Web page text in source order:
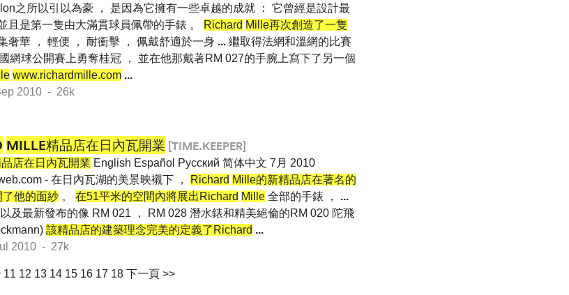
之所以引以為豪 ， 是因為它擁有一些卓越的成就 ： 它曾經是設計最
且是第一隻由大滿貫球員佩帶的手錶 。
Richard Mille再次創造了一隻
奢華 ， 輕便 ， 耐衝擊 ， 佩戴舒適於一身 ... 繼取得法網和溫網的比賽
網球公開賽上勇奪桂冠 ， 並在他那戴著RM 027的手腕上寫下了另一個
www.richardmille.com ...
2010 - 26k
MILLE精品店在日內瓦開業 [TIME.KEEPER]
店在日內瓦開業 English Español Pусский 简体中文 7月 2010
- 在日內瓦湖的美景映襯下 ，
Richard Mille的新精品店在著名的
他的面紗 。 在51平米的空間內將展出Richard Mille 全部的手錶 ， ...
以及最新發布的像 RM 021 ， RM 028 潛水錶和精美絕倫的RM 020 陀飛
該精品店的建築理念完美的定義了Richard ...
2010 - 27k
11 12 13 14 15 16 17 18 下一頁 >>